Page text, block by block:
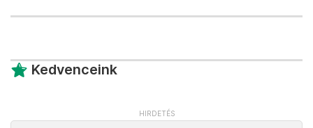
Kedvenceink